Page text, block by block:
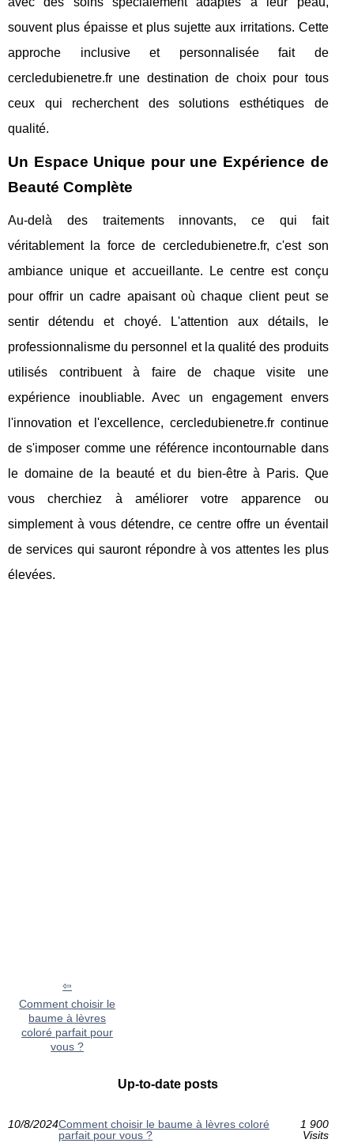
souvent plus épaisse et plus sujette aux irritations. Cette
approche inclusive et personnalisée fait de
cercledubienetre.fr une destination de choix pour tous
ceux qui recherchent des solutions esthétiques de
qualité.
Un Espace Unique pour une Expérience de
Beauté Complète
Au-delà des traitements innovants, ce qui fait
véritablement la force de cercledubienetre.fr, c'est son
ambiance unique et accueillante. Le centre est conçu
pour offrir un cadre apaisant où chaque client peut se
sentir détendu et choyé. L'attention aux détails, le
professionnalisme du personnel et la qualité des produits
utilisés contribuent à faire de chaque visite une
expérience inoubliable. Avec un engagement envers
l'innovation et l'excellence, cercledubienetre.fr continue
de s'imposer comme une référence incontournable dans
le domaine de la beauté et du bien-être à Paris. Que
vous cherchiez à améliorer votre apparence ou
simplement à vous détendre, ce centre offre un éventail
de services qui sauront répondre à vos attentes les plus
élevées.
Comment choisir le
baume à lèvres
coloré parfait pour
vous ?
Up-to-date posts
10/8/2024Comment choisir le baume à lèvres coloré
parfait pour vous ?
1 900
Visits